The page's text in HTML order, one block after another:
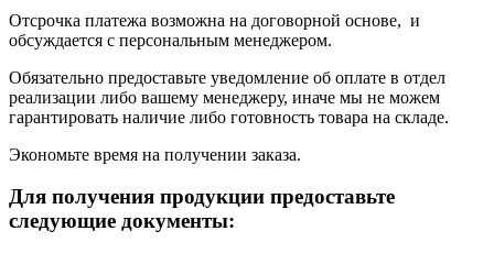
Отсрочка платежа возможна на договорной основе, и
обсуждается с персональным менеджером.
Обязательно предоставьте уведомление об оплате в отдел
реализации либо вашему менеджеру, иначе мы не можем
гарантировать наличие либо готовность товара на складе.
Экономьте время на получении заказа.
Для получения продукции предоставьте
следующие документы: